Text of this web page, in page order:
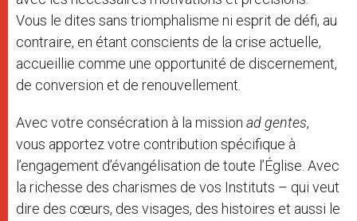
Vous le dites sans triomphalisme ni esprit de défi, au
contraire, en étant conscients de la crise actuelle,
accueillie comme une opportunité de discernement,
de conversion et de renouvellement.
Avec votre consécration à la mission ad gentes,
vous apportez votre contribution spécifique à
l’engagement d’évangélisation de toute l’Église. Avec
la richesse des charismes de vos Instituts – qui veut
dire des cœurs, des visages, des histoires et aussi le